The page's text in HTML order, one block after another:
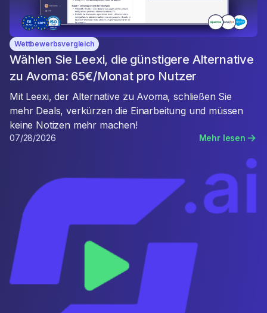
Wettbewerbsvergleich
Wählen Sie Leexi, die günstigere Alternative
zu Avoma: 65€/Monat pro Nutzer
Mit Leexi, der Alternative zu Avoma, schließen Sie
mehr Deals, verkürzen die Einarbeitung und müssen
keine Notizen mehr machen!
07/28/2026 Mehr lesen